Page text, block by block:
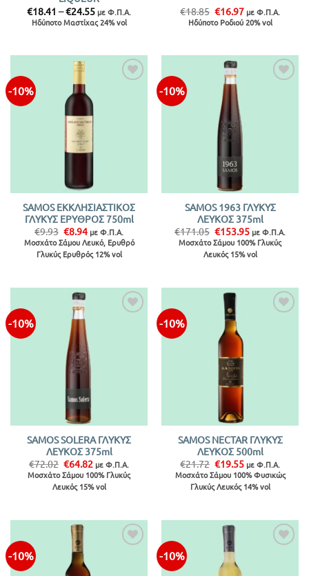
€18.41 –€24.55Price
range:
€18.41
με Φ.Π.Α.
Ηδύποτο Μαστίχας 24% vol
€18.85 Original
price
was:
€16.97Η
τρέχουσα
τιμή
με Φ.Π.Α.
Ηδύποτο Ροδιού 20% vol
-10%
SAMOS ΕΚΚΛΗΣΙΑΣΤΙΚΟΣ
ΓΛΥΚΥΣ ΕΡΥΘΡΟΣ 750ml
€9.93 Original
price
was:
€9.93.
€8.94Η
τρέχουσα
τιμή
είναι:
με Φ.Π.Α.
Μοσχάτο Σάμου Λευκό, Ερυθρό
Γλυκύς Ερυθρός 12% vol
-10%
SAMOS 1963 ΓΛΥΚΥΣ
ΛΕΥΚΟΣ 375ml
€171.05 Original
price
was:
€171.05.
€153.95Η
τρέχουσα
τιμή
είναι:
με Φ.Π.Α.
Μοσχάτο Σάμου 100% Γλυκύς
Λευκός 15% vol
-10%
SAMOS SOLERA ΓΛΥΚΥΣ
ΛΕΥΚΟΣ 375ml
€72.02 Original
price
was:
€72.02.
€64.82 Η
τρέχουσα
τιμή
είναι:
με Φ.Π.Α.
Μοσχάτο Σάμου 100% Γλυκύς
Λευκός 15% vol
-10%
SAMOS NECTAR ΓΛΥΚΥΣ
ΛΕΥΚΟΣ 500ml
€21.72 Original
price
was:
€21.72.
€19.55Η
τρέχουσα
τιμή
είναι:
με Φ.Π.Α.
Μοσχάτο Σάμου 100% Φυσικώς
Γλυκύς Λευκός 14% vol
-10% -10%